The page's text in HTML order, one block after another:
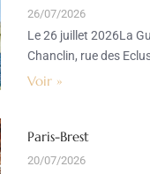
26/07/2026
Le 26 juillet 2026La
Chanclin, rue des
Voir »
Paris-Brest
20/07/2026